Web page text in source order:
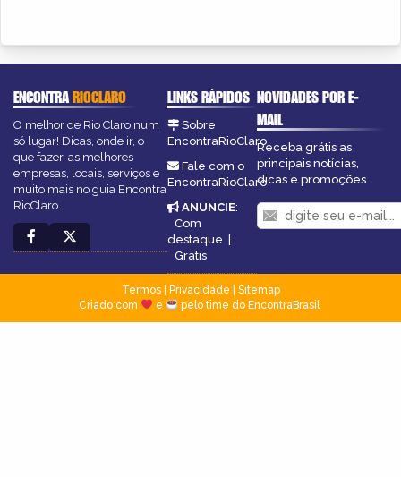
ENCONTRARIOCLARO
O melhor de Rio Claro num
só lugar! Dicas, onde ir, o
que fazer, as melhores
empresas, locais, serviços e
muito mais no guia Encontra
RioClaro.
LINKS RÁPIDOS
Sobre
EncontraRioClaro
Fale com o
EncontraRioClaro
ANUNCIE:
Com
destaque |
Grátis
NOVIDADES POR E-
MAIL
Receba grátis as
principais notícias,
dicas e promoções
Termos| Privacidade
Sitemap
Criado com
e pelo time do EncontraBrasil